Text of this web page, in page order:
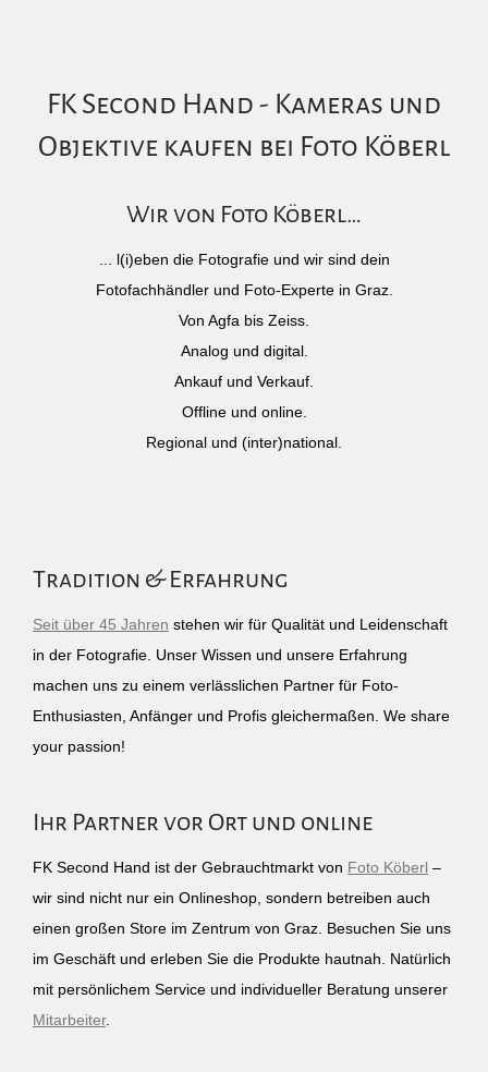
FK Second Hand - Kameras und
Objektive kaufen bei Foto Köberl
Wir von Foto Köberl…
... l(i)eben die Fotografie und wir sind dein
Fotofachhändler und Foto-Experte in Graz.
Von Agfa bis Zeiss.
Analog und digital.
Ankauf und Verkauf.
Offline und online.
Regional und (inter)national.
Tradition & Erfahrung
Seit über 45 Jahren stehen wir für Qualität und Leidenschaft
in der Fotografie. Unser Wissen und unsere Erfahrung
machen uns zu einem verlässlichen Partner für Foto-
Enthusiasten, Anfänger und Profis gleichermaßen. We share
your passion!
Ihr Partner vor Ort und online
FK Second Hand ist der Gebrauchtmarkt von Foto Köberl –
wir sind nicht nur ein Onlineshop, sondern betreiben auch
einen großen Store im Zentrum von Graz. Besuchen Sie uns
im Geschäft und erleben Sie die Produkte hautnah. Natürlich
mit persönlichem Service und individueller Beratung unserer
Mitarbeiter.